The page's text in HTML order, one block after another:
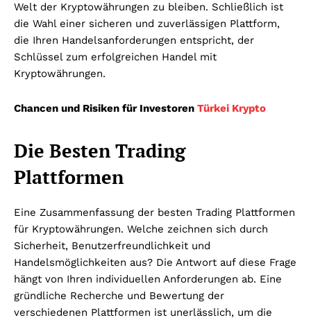
Welt der Kryptowährungen zu bleiben. Schließlich ist
die Wahl einer sicheren und zuverlässigen Plattform,
die Ihren Handelsanforderungen entspricht, der
Schlüssel zum erfolgreichen Handel mit
Kryptowährungen.
Chancen und Risiken für Investoren Türkei Krypto
Die Besten Trading
Plattformen
Eine Zusammenfassung der besten Trading Plattformen
für Kryptowährungen. Welche zeichnen sich durch
Sicherheit, Benutzerfreundlichkeit und
Handelsmöglichkeiten aus? Die Antwort auf diese Frage
hängt von Ihren individuellen Anforderungen ab. Eine
gründliche Recherche und Bewertung der
verschiedenen Plattformen ist unerlässlich, um die